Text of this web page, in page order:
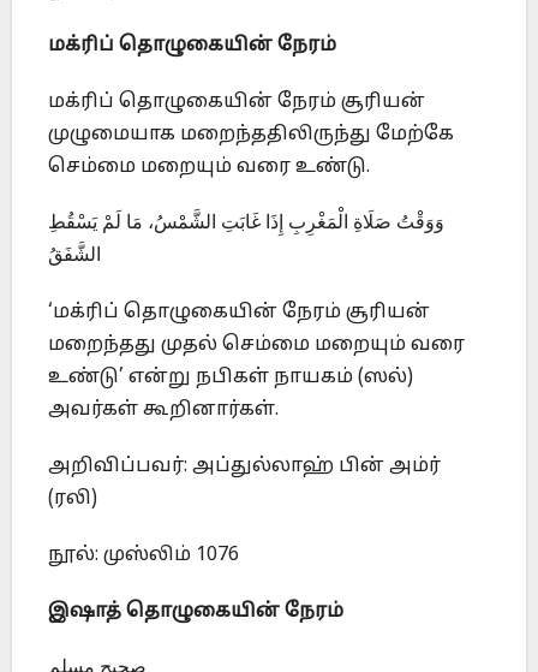
மக்ரிப் தொழுகையின் நேரம்
மக்ரிப் தொழுகையின் நேரம் சூரியன்
முழுமையாக மறைந்ததிலிருந்து மேற்கே
செம்மை மறையும் வரை உண்டு.
وَوَقْتُ صَلَاةِ الْمَغْرِبِ إِذَا غَابَتِ الشَّمْسُ، مَا لَمْ يَسْقُطِ
الشَّفَقُ
‘மக்ரிப் தொழுகையின் நேரம் சூரியன்
மறைந்தது முதல் செம்மை மறையும் வரை
உண்டு’ என்று நபிகள் நாயகம் (ஸல்)
அவர்கள் கூறினார்கள்.
அறிவிப்பவர்: அப்துல்லாஹ் பின் அம்ர்
(ரலி)
நூல்: முஸ்லிம் 1076
இஷாத் தொழுகையின் நேரம்